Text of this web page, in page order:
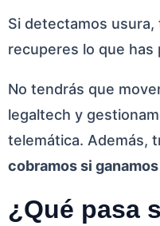
Si detectamos
recuperes lo que has
No tendrás que
legaltech y
telemática. Además,
cobramos si ganamos
¿Qué pasa